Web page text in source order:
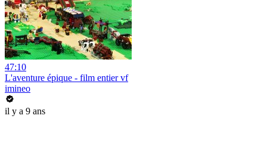
47:10
L'aventure épique - film entier vf
imineo
il y a 9 ans